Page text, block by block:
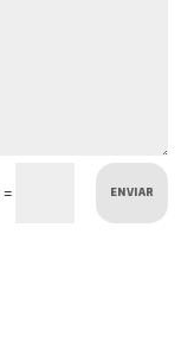
= ENVIAR